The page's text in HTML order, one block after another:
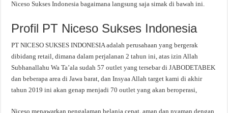
Niceso Sukses Indonesia bagaimana langsung saja simak di bawah ini.
Profil PT Niceso Sukses Indonesia
PT NICESO SUKSES INDONESIA adalah perusahaan yang bergerak
dibidang retail, dimana dalam perjalanan 2 tahun ini, atas izin Allah
Subhanallahu Wa Ta’ala sudah 57 outlet yang tersebar di JABODETABEK
dan beberapa area di Jawa barat, dan Insyaa Allah target kami di akhir
tahun 2019 ini akan genap menjadi 70 outlet yang akan beroperasi,
Niceso menawarkan pengalaman belanja cepat, aman dan nyaman dengan